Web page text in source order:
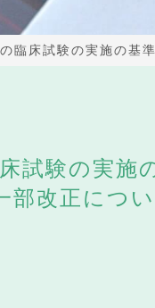
臨床試験の実施の基
試験の実
改正につい